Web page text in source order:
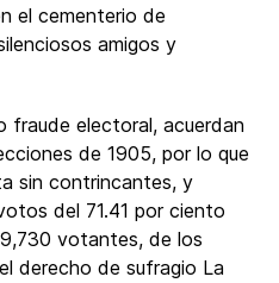
el cementerio de
amigos y
fraude electoral, acuerdan
de 1905, por lo que
sin contrincantes, y
del 71.41 por ciento
votantes, de los
derecho de sufragio La